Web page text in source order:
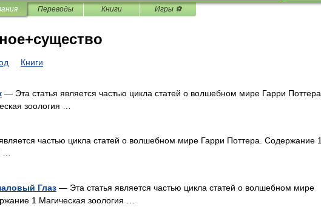
Переводы Книги Игры ⚽
Книги
— Эта статья является частью цикла статей о волшебном мире Гарри Поттера.
зоология …
частью цикла статей о волшебном мире Гарри Поттера. Содержание 1
…
Глаз — Эта статья является частью цикла статей о волшебном мире
1 Магическая зоология …